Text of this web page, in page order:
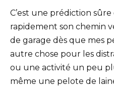
C’est une prédiction
rapidement son chemin
de garage dès que mes
autre chose pour les
ou une activité un peu
même une pelote de